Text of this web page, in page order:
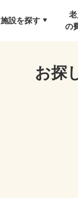
施設を探す
の
お探